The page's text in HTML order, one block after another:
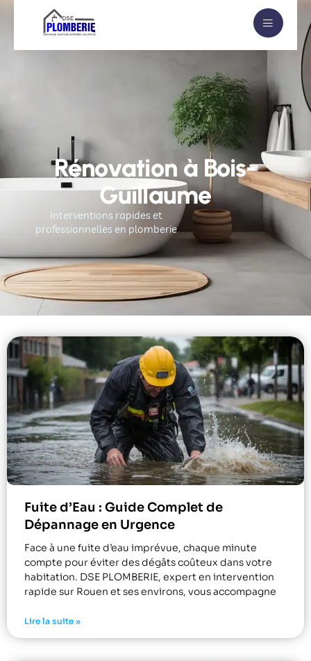
Rénovation à Bois-
Guillaume
Interventions rapides et
professionnelles en plomberie
Fuite d’Eau : Guide Complet de
Dépannage en Urgence
Face à une fuite d’eau imprévue, chaque minute
compte pour éviter des dégâts coûteux dans votre
habitation. DSE PLOMBERIE, expert en intervention
rapide sur Rouen et ses environs, vous accompagne
Lire la suite »